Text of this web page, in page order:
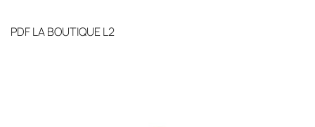
PDFLA BOUTIQUE L2